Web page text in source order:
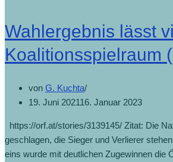
Wahlergebnis lässt
Koalitionsspielraum
von G. Kuchta
19. Juni 202116. Januar 2023
https://orf.at/stories/3139145/ Zitat: Die
geschlagen, die Sieger und Verlierer
eins wurde mit deutlichen Zugewinnen die